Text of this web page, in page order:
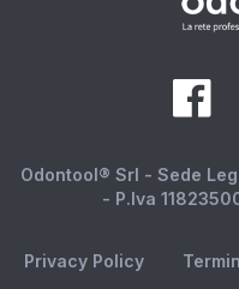
Odontool® Srl - Sede
- P.Iva
Privacy Policy